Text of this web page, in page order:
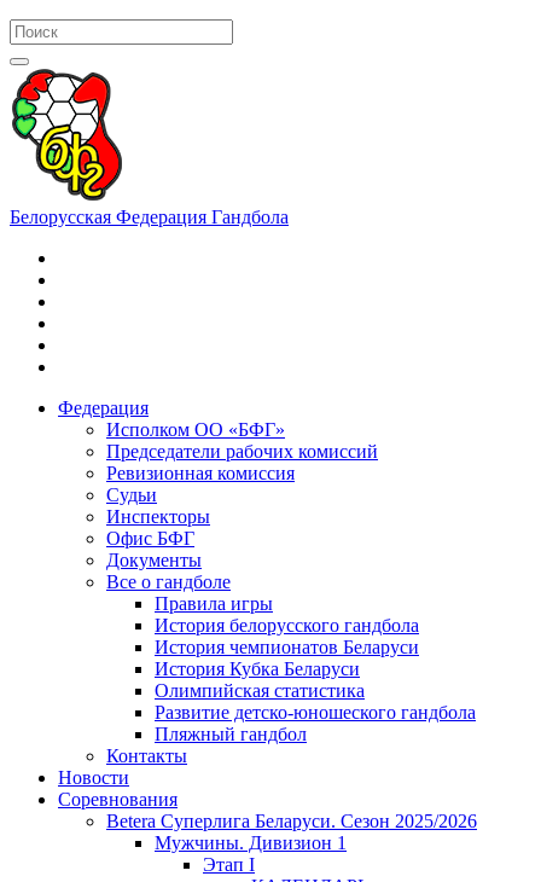
Белорусская Федерация Гандбола
Федерация
Исполком ОО «БФГ»
Председатели рабочих комиссий
Ревизионная комиссия
Судьи
Инспекторы
Офис БФГ
Документы
Все о гандболе
Правила игры
История белорусского гандбола
История чемпионатов Беларуси
История Кубка Беларуси
Олимпийская статистика
Развитие детско-юношеского гандбола
Пляжный гандбол
Контакты
Новости
Соревнования
Betera Суперлига Беларуси. Сезон 2025/2026
Мужчины. Дивизион 1
Этап I